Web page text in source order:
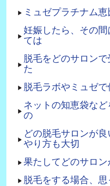
ミュゼプラチナム
妊娠したら、その
ては
脱毛をどのサロン
た
脱毛ラボやミュゼ
ネットの知恵袋な
の
どの脱毛サロンが
やり方も大切
果たしてどのサロ
脱毛をする場合、